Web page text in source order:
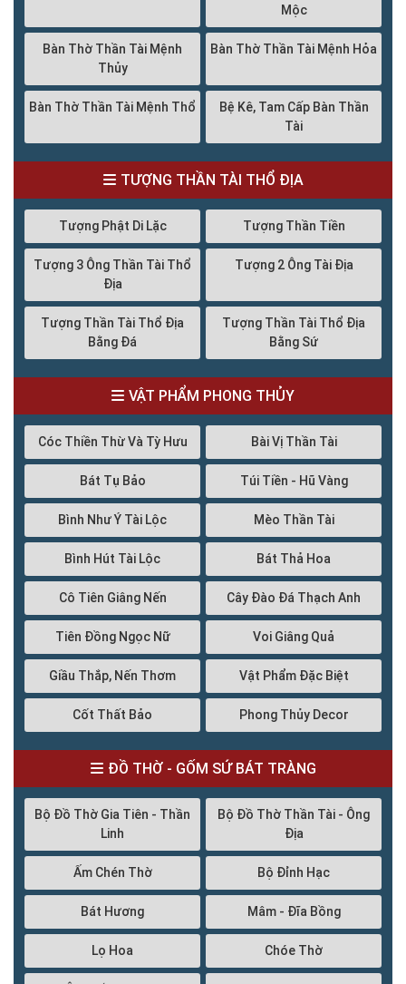
Mộc
Bàn Thờ Thần Tài Mệnh
Thủy
Bàn Thờ Thần Tài Mệnh Hỏa
Bàn Thờ Thần Tài Mệnh Thổ
Bệ Kê, Tam Cấp Bàn Thần
Tài
TƯỢNG THẦN TÀI THỔ ĐỊA
Tượng Phật Di Lặc Tượng Thần Tiền
Tượng 3 Ông Thần Tài Thổ
Địa
Tượng 2 Ông Tài Địa
Tượng Thần Tài Thổ Địa
Bằng Đá
Tượng Thần Tài Thổ Địa
Bằng Sứ
VẬT PHẨM PHONG THỦY
Cóc Thiền Thừ Và Tỳ Hưu Bài Vị Thần Tài
Bát Tụ Bảo Túi Tiền - Hũ Vàng
Bình Như Ý Tài Lộc Mèo Thần Tài
Bình Hút Tài Lộc Bát Thả Hoa
Cô Tiên Giâng Nến Cây Đào Đá Thạch Anh
Tiên Đồng Ngọc Nữ Voi Giâng Quả
Giầu Thắp, Nến Thơm Vật Phẩm Đặc Biệt
Cốt Thất Bảo Phong Thủy Decor
ĐỒ THỜ - GỐM SỨ BÁT TRÀNG
Bộ Đồ Thờ Gia Tiên - Thần
Linh
Bộ Đồ Thờ Thần Tài - Ông
Địa
Ấm Chén Thờ Bộ Đỉnh Hạc
Bát Hương Mâm - Đĩa Bồng
Lọ Hoa Chóe Thờ